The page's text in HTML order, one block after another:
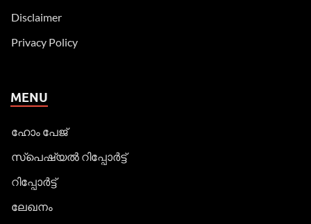
Disclaimer
Privacy Policy
MENU
ഹോം പേജ്
സ്പെഷ്യൽ റിപ്പോര്‍ട്ട്
റിപ്പോര്‍ട്ട്
ലേഖനം